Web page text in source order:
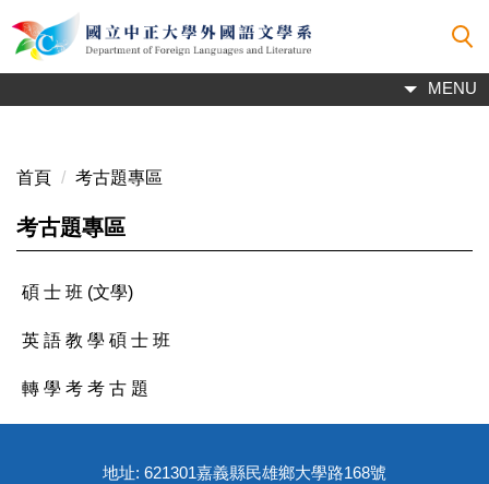
跳
到
主
區
MENU
首頁 考古題專區
考古題專區
碩 士 班 (文學)
英 語 教 學 碩 士 班
轉 學 考 考 古 題
地址: 621301嘉義縣民雄鄉大學路168號